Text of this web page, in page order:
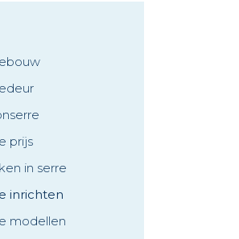
prijs
in serre
inrichten
modellen